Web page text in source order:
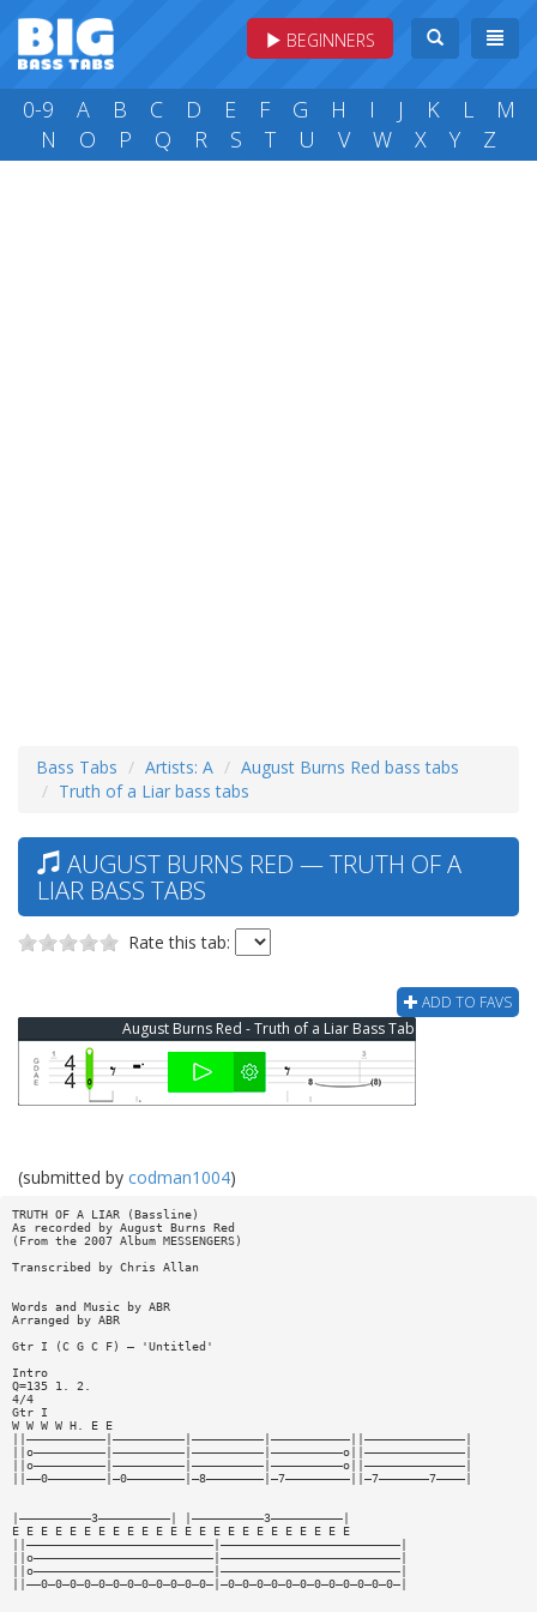
BEGINNERS
0-9 A B C D E F G H I J K L
M
N
O P Q R S T U V W X Y Z
Bass Tabs Artists: A
August Burns Red bass tabs
Truth of a Liar bass tabs
AUGUST BURNS RED — TRUTH OF A
LIAR BASS TABS
Rate this tab:
ADD TO FAVS
August Burns Red - Truth of a Liar Bass Tab
(submitted by codman1004)
TRUTH OF A LIAR (Bassline)
As recorded by August Burns Red
(From the 2007 Album MESSENGERS)
Transcribed by Chris Allan
Words and Music by ABR
Arranged by ABR
Gtr I (C G C F) — 'Untitled'
Intro
Q=135 1. 2.
4/4
Gtr I
W W W W H. E E
||———————————|——————————|——————————|———————————||——————————————|
||o——————————|——————————|——————————|——————————o||——————————————|
||o——————————|——————————|——————————|——————————o||——————————————|
||——0————————|—0————————|—8————————|—7—————————||—7———————7————|
|——————————3——————————| |——————————3——————————|
E E E E E E E E E E E E E E E E E E E E E E E E
||——————————————————————————|—————————————————————————|
||o—————————————————————————|—————————————————————————|
||o—————————————————————————|—————————————————————————|
||——0—0—0—0—0—0—0—0—0—0—0—0—|—0—0—0—0—0—0—0—0—0—0—0—0—|